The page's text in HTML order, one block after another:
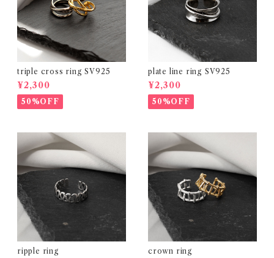
triple cross ring SV925
¥2,300
50%OFF
plate line ring SV925
¥2,300
50%OFF
ripple ring crown ring